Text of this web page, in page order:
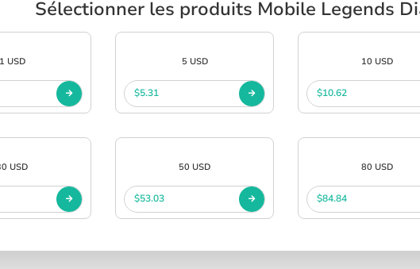
Sélectionner les produits Mobile Legends
1 USD 5 USD
$5.31
10 USD
$10.62
USD 50 USD
$53.03
80 USD
$84.84